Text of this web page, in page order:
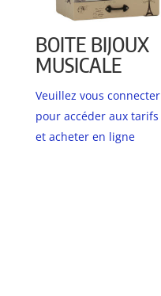
BOITE BIJOUX
MUSICALE
Veuillez vous connecter
pour accéder aux tarifs
et acheter en ligne